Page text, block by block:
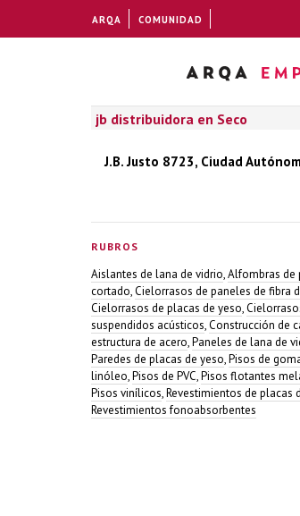
jb distribuidora en Seco
J.B. Justo 8723, Ciudad
RUBROS
Aislantes de lana de vidrio,Alfombras de
cortado,Cielorrasos de paneles de fibra
Cielorrasos de placas de yeso,
suspendidos acústicos,Construcción de
estructura de acero,Paneles de lana de
Paredes de placas de yeso,Pisos de
linóleo,Pisos de PVC,Pisos flotantes
Pisos vinílicos,Revestimientos de placas
Revestimientos fonoabsorbentes
ARQA COMUNIDAD